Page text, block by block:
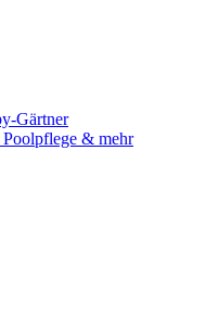
Gärtner
& mehr